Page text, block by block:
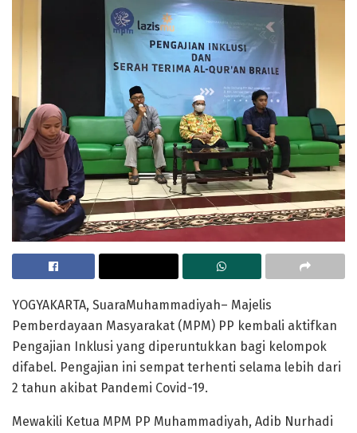
YOGYAKARTA, SuaraMuhammadiyah– Majelis
Pemberdayaan Masyarakat (MPM) PP kembali aktifkan
Pengajian Inklusi yang diperuntukkan bagi kelompok
difabel. Pengajian ini sempat terhenti selama lebih dari
2 tahun akibat Pandemi Covid-19.
Mewakili Ketua MPM PP Muhammadiyah, Adib Nurhadi